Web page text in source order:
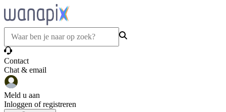
Contact
Chat & email
Meld u aan
Inloggen of registreren